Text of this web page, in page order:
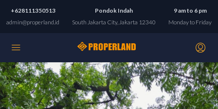
+628111350513
admin@properland.id
Pondok Indah
South Jakarta City, Jakarta 12340
9 am to 6 pm
Monday to Friday